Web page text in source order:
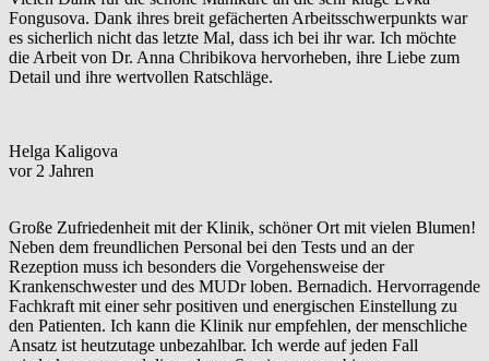
Fongusova. Dank ihres breit gefächerten Arbeitsschwerpunkts war
es sicherlich nicht das letzte Mal, dass ich bei ihr war. Ich möchte
die Arbeit von Dr. Anna Chribikova hervorheben, ihre Liebe zum
Detail und ihre wertvollen Ratschläge.
Helga Kaligova
vor 2 Jahren
Große Zufriedenheit mit der Klinik, schöner Ort mit vielen Blumen!
Neben dem freundlichen Personal bei den Tests und an der
Rezeption muss ich besonders die Vorgehensweise der
Krankenschwester und des MUDr loben. Bernadich. Hervorragende
Fachkraft mit einer sehr positiven und energischen Einstellung zu
den Patienten. Ich kann die Klinik nur empfehlen, der menschliche
Ansatz ist heutzutage unbezahlbar. Ich werde auf jeden Fall